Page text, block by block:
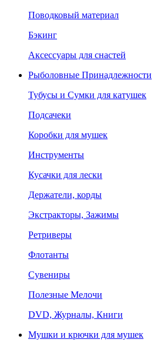
Поводковый материал
Бэкинг
Аксессуары для снастей
Рыболовные Принадлежности
Тубусы и Сумки для катушек
Подсачеки
Коробки для мушек
Инструменты
Кусачки для лески
Держатели, корды
Экстракторы, Зажимы
Ретриверы
Флотанты
Сувениры
Полезные Мелочи
DVD, Журналы, Книги
Мушки и крючки для мушек